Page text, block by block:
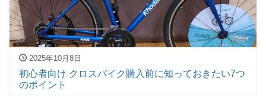
2025年10月8日
初心者向け クロスバイク購入前に知っておきたい7つ
のポイント